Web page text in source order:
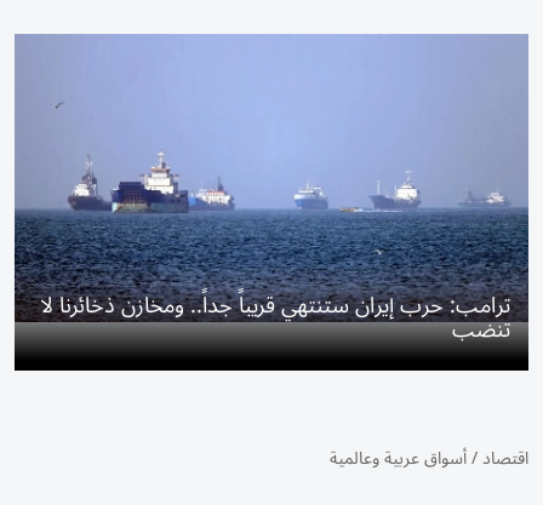
ترامب: حرب إيران ستنتهي قريباً جداً.. ومخازن ذخائرنا لا
تنضب
اقتصاد/أسواق عربية وعالمية